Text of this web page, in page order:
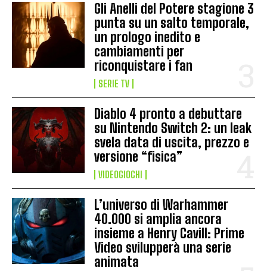
Gli Anelli del Potere stagione 3
punta su un salto temporale,
un prologo inedito e
cambiamenti per
riconquistare i fan
SERIE TV
Diablo 4 pronto a debuttare
su Nintendo Switch 2: un leak
svela data di uscita, prezzo e
versione “fisica”
VIDEOGIOCHI
L’universo di Warhammer
40.000 si amplia ancora
insieme a Henry Cavill: Prime
Video svilupperà una serie
animata